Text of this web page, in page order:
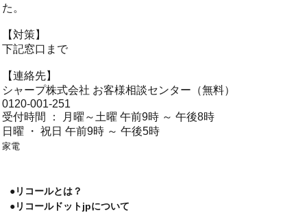
た。
【対策】
下記窓口まで
【連絡先】
シャープ株式会社 お客様相談センター（無料）
0120-001-251
受付時間 ： 月曜～土曜 午前9時 ～ 午後8時
日曜 ・ 祝日 午前9時 ～ 午後5時
家電
●リコールとは？
●リコールドットjpについて